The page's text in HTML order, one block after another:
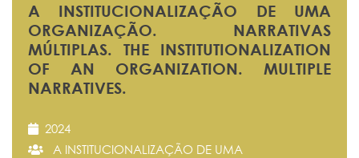
A INSTITUCIONALIZAÇÃO DE UMA
ORGANIZAÇÃO. NARRATIVAS
MÚLTIPLAS. THE INSTITUTIONALIZATION
OF AN ORGANIZATION. MULTIPLE
NARRATIVES.
2024
A INSTITUCIONALIZAÇÃO DE UMA